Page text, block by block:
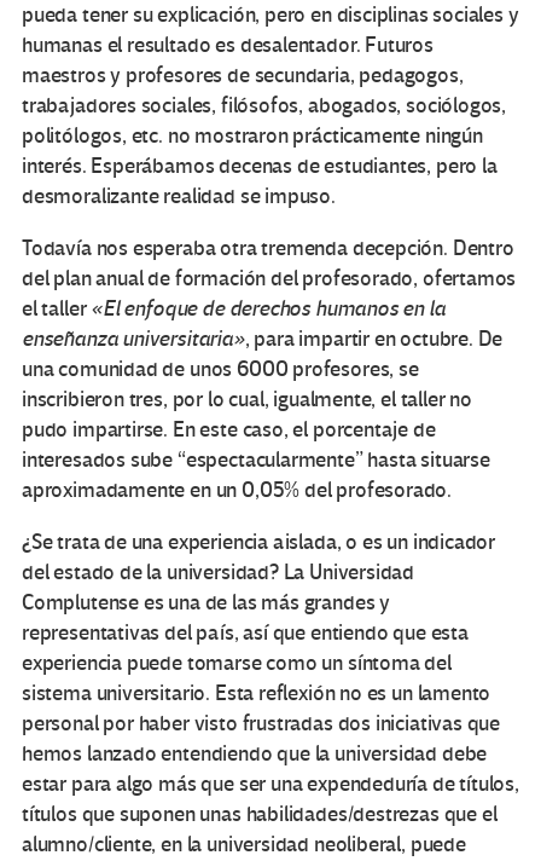
pueda tener su explicación, pero en disciplinas sociales y
humanas el resultado es desalentador. Futuros
maestros y profesores de secundaria, pedagogos,
trabajadores sociales, filósofos, abogados, sociólogos,
politólogos, etc. no mostraron prácticamente ningún
interés. Esperábamos decenas de estudiantes, pero la
desmoralizante realidad se impuso.
Todavía nos esperaba otra tremenda decepción. Dentro
del plan anual de formación del profesorado, ofertamos
el taller«El enfoque de derechos humanos en la
enseñanza universitaria», para impartir en octubre. De
una comunidad de unos 6000 profesores, se
inscribieron tres, por lo cual, igualmente, el taller no
pudo impartirse. En este caso, el porcentaje de
interesados sube “espectacularmente” hasta situarse
aproximadamente en un 0,05% del profesorado.
¿Se trata de una experiencia aislada, o es un indicador
del estado de la universidad? La Universidad
Complutense es una de las más grandes y
representativas del país, así que entiendo que esta
experiencia puede tomarse como un síntoma del
sistema universitario. Esta reflexión no es un lamento
personal por haber visto frustradas dos iniciativas que
hemos lanzado entendiendo que la universidad debe
estar para algo más que ser una expendeduría de títulos,
títulos que suponen unas habilidades/destrezas que el
alumno/cliente, en la universidad neoliberal, puede